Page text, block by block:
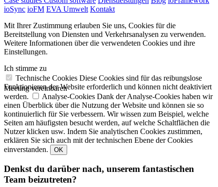
Meeting vereinbaren
ioSync ioFM EVA Umwelt Kontakt
Mit Ihrer Zustimmung erlauben Sie uns, Cookies für die
Bereitstellung von Diensten und Verkehrsanalysen zu verwenden.
Weitere Informationen über die verwendeten Cookies und ihre
Einstellungen.
Ich stimme zu
Technische Cookies Diese Cookies sind für das reibungslose
Funktionieren der Website erforderlich und können nicht deaktiviert
werden.
Analyse-Cookies Dank der Analyse-Cookies haben wir
einen Überblick über die Nutzung der Website und können sie so
kontinuierlich für Sie verbessern. Wir wissen zum Beispiel, welche
Seiten am häufigsten besucht werden, auf welche Schaltflächen die
Nutzer klicken usw. Indem Sie analytischen Cookies zustimmen,
erklären Sie sich auch mit der technischen Ebene der Cookies
einverstanden.
OK
Denkst du darüber nach, unserem fantastischen
Team beizutreten?